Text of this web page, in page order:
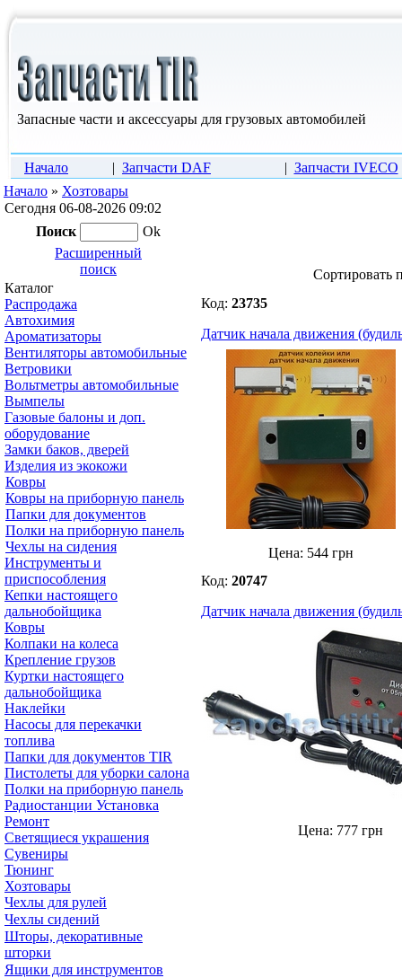
Запасные части и аксессуары для грузовых автомобилей
Начало | Запчасти DAF | Запчасти IVECO
Начало » Хозтовары
Сегодня 06-08-2026 09:02
Поиск
Ok
Расширенный
поиск
Каталог
Распродажа
Автохимия
Ароматизаторы
Вентиляторы автомобильные
Ветровики
Вольтметры автомобильные
Вымпелы
Газовые балоны и доп.
оборудование
Замки баков, дверей
Изделия из экокожи
Ковры
Ковры на приборную панель
Папки для документов
Полки на приборную панель
Чехлы на сидения
Инструменты и
приспособления
Кепки настоящего
дальнобойщика
Ковры
Колпаки на колеса
Крепление грузов
Куртки настоящего
дальнобойщика
Наклейки
Насосы для перекачки
топлива
Папки для документов TIR
Пистолеты для уборки салона
Полки на приборную панель
Радиостанции Установка
Ремонт
Светящиеся украшения
Сувениры
Тюнинг
Хозтовары
Чехлы для рулей
Чехлы сидений
Шторы, декоративные
шторки
Ящики для инструментов
Cортировать
Код: 23735
Датчик начала движения
Цена: 544грн
Код: 20747
Датчик начала движения
Цена: 777грн